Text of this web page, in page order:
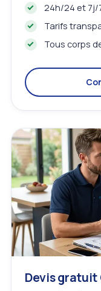
24h/24 et 7j/
Tarifs
Tous corps
Devis